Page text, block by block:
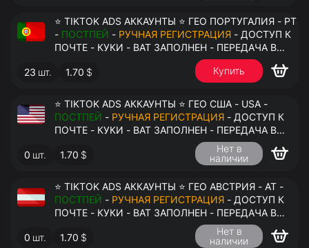
⭐ TIKTOK ADS АККАУНТЫ ⭐ ГЕО ПОРТУГАЛИЯ - PT
- ПОСТПЕЙ - РУЧНАЯ РЕГИСТРАЦИЯ
ПОЧТЕ - КУКИ - ВАТ ЗАПОЛНЕН - ПЕРЕДАЧА В
23 шт. 1.70 $ Купить
⭐ TIKTOK ADS АККАУНТЫ ⭐ ГЕО США - USA -
ПОСТПЕЙ - РУЧНАЯ РЕГИСТРАЦИЯ - ДОСТУП К
ПОЧТЕ - КУКИ - ВАТ ЗАПОЛНЕН - ПЕРЕДАЧА В
0 шт. 1.70 $
Нет в
наличии
⭐ TIKTOK ADS АККАУНТЫ ⭐ ГЕО АВСТРИЯ - AT -
ПОСТПЕЙ - РУЧНАЯ РЕГИСТРАЦИЯ - ДОСТУП К
ПОЧТЕ - КУКИ - ВАТ ЗАПОЛНЕН - ПЕРЕДАЧА В
0 шт. 1.70 $
Нет в
наличии